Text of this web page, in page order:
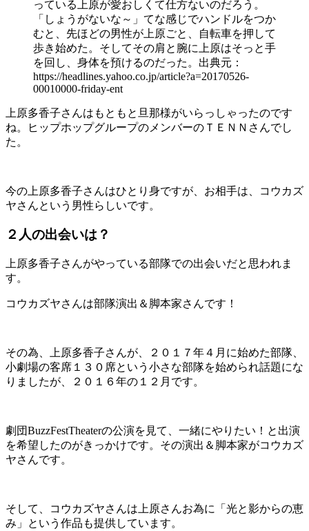
っている上原が愛おしくて仕方ないのだろう。
「しょうがないな～」てな感じでハンドルをつか
むと、先ほどの男性が上原ごと、自転車を押して
歩き始めた。そしてその肩と腕に上原はそっと手
を回し、身体を預けるのだった。出典元：
https://headlines.yahoo.co.jp/article?a=20170526-
00010000-friday-ent
上原多香子さんはもともと旦那様がいらっしゃったのです
ね。ヒップホップグループのメンバーのＴＥＮＮさんでし
た。
今の上原多香子さんはひとり身ですが、お相手は、コウカズ
ヤさんという男性らしいです。
２人の出会いは？
上原多香子さんがやっている部隊での出会いだと思われま
す。
コウカズヤさんは部隊演出＆脚本家さんです！
その為、上原多香子さんが、２０１７年４月に始めた部隊、
小劇場の客席１３０席という小さな部隊を始められ話題にな
りましたが、２０１６年の１２月です。
劇団BuzzFestTheaterの公演を見て、一緒にやりたい！と出演
を希望したのがきっかけです。その演出＆脚本家がコウカズ
ヤさんです。
そして、コウカズヤさんは上原さんお為に「光と影からの恵
み」という作品も提供しています。